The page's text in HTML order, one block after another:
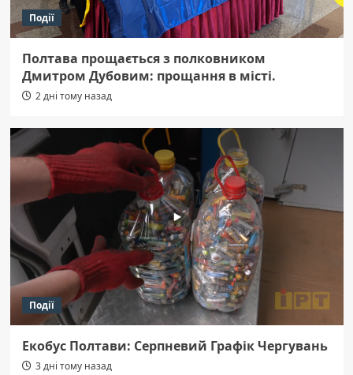
Події
Полтава прощається з полковником
Дмитром Дубовим: прощання в місті.
2 дні тому назад
Події
Екобус Полтави: Серпневий Графік Чергувань
3 дні тому назад